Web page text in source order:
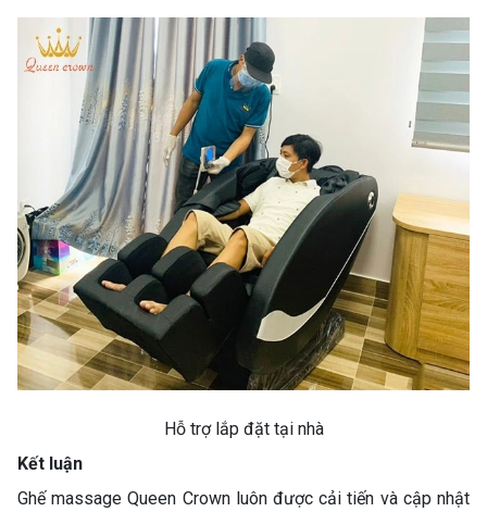
Hỗ trợ lắp đặt tại nhà
Kết luận
Ghế massage Queen Crown luôn được cải tiến và cập nhật